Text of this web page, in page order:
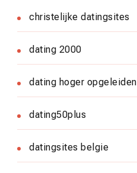
christelijke datingsites
dating 2000
dating hoger opgeleiden
dating50plus
datingsites belgie